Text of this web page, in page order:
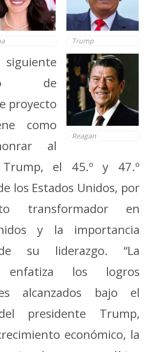
Trump
Reagan
de
proyecto
como
al
Trump, el 45.º y 47.º
los Estados Unidos, por
transformador en
y la importancia
su liderazgo. “La
enfatiza los logros
alcanzados bajo el
presidente Trump,
económico, la